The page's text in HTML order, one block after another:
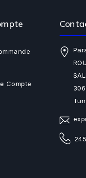
Compte